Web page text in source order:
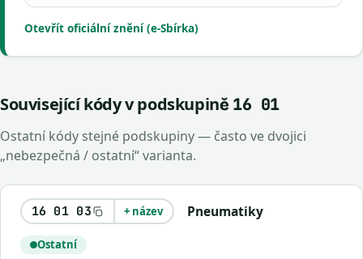
Otevřít oficiální znění (e-Sbírka)
Související kódy v podskupině 16 01
Ostatní kódy stejné podskupiny — často ve dvojici
„nebezpečná / ostatní“ varianta.
16 01 03 + název Pneumatiky
Ostatní